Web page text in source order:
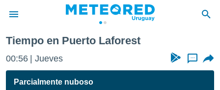
de
ha
Tiempo en Puerto Laforest
00:56 Jueves ...
Parcialmente nuboso